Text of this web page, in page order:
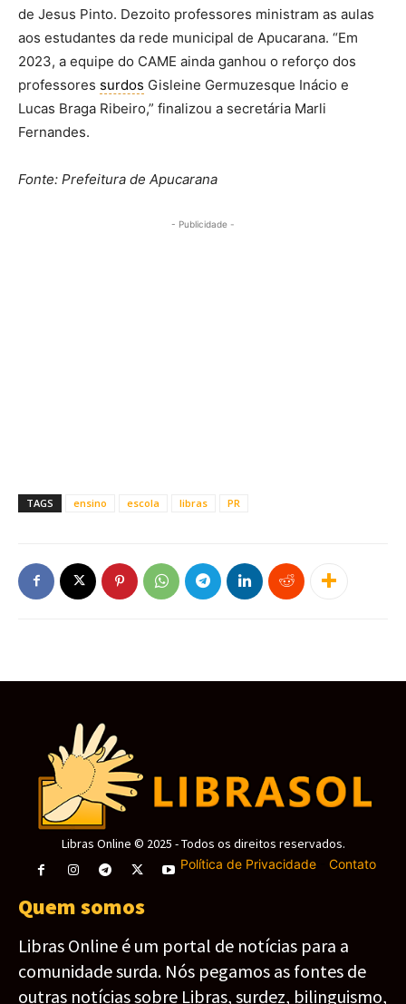
de Jesus Pinto. Dezoito professores ministram as aulas
aos estudantes da rede municipal de Apucarana. “Em
2023, a equipe do CAME ainda ganhou o reforço dos
professores surdos Gisleine Germuzesque Inácio e
Lucas Braga Ribeiro,” finalizou a secretária Marli
Fernandes.
Fonte: Prefeitura de Apucarana
- Publicidade -
TAGS ensino escola libras PR
Libras Online © 2025 - Todos os direitos reservados.
Política de Privacidade- Contato
Quem somos
Libras Online é um portal de notícias para a
comunidade surda. Nós pegamos as fontes de
outras notícias sobre Libras, surdez, bilinguismo,